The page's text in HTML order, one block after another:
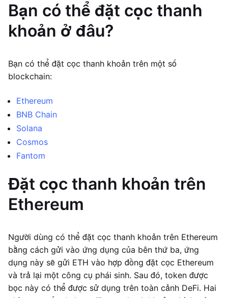
Bạn có thể đặt cọc thanh
khoản ở đâu?
Bạn có thể đặt cọc thanh khoản trên một số
blockchain:
Ethereum
BNB Chain
Solana
Cosmos
Fantom
Đặt cọc thanh khoản trên
Ethereum
Người dùng có thể đặt cọc thanh khoản trên Ethereum
bằng cách gửi vào ứng dụng của bên thứ ba, ứng
dụng này sẽ gửi ETH vào hợp đồng đặt cọc Ethereum
và trả lại một công cụ phái sinh. Sau đó, token được
bọc này có thể được sử dụng trên toàn cảnh DeFi. Hai